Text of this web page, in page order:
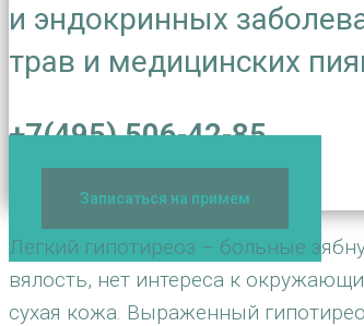
и эндокринных
трав и медицинских
+7(495) 506-42-85
Записаться на примем
Легкий гипотиреоз – больные
вялость, нет интереса к
сухая кожа. Выраженный